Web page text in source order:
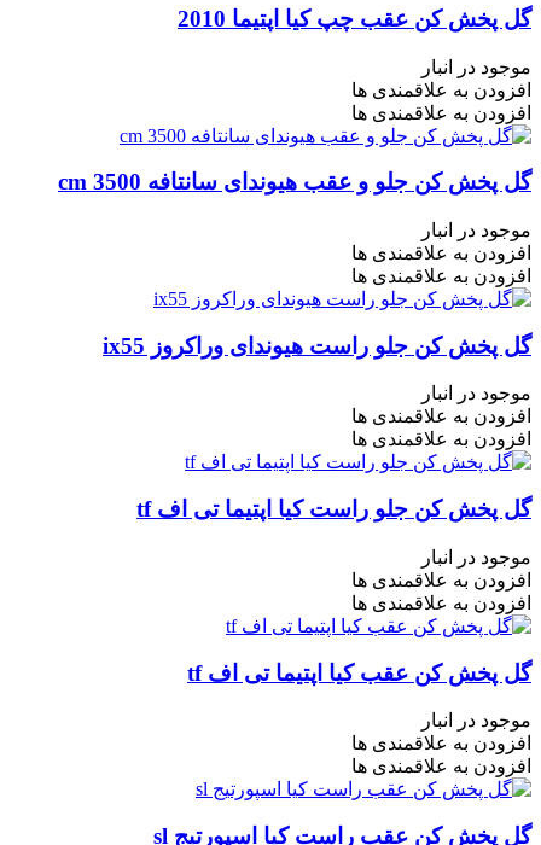
گل پخش کن عقب چپ کیا اپتیما 2010
موجود در انبار
افزودن به علاقمندی ها
افزودن به علاقمندی ها
گل پخش کن جلو و عقب هیوندای سانتافه cm 3500
موجود در انبار
افزودن به علاقمندی ها
افزودن به علاقمندی ها
گل پخش کن جلو راست هیوندای وراکروز ix55
موجود در انبار
افزودن به علاقمندی ها
افزودن به علاقمندی ها
گل پخش کن جلو راست کیا اپتیما تی اف tf
موجود در انبار
افزودن به علاقمندی ها
افزودن به علاقمندی ها
گل پخش کن عقب کیا اپتیما تی اف tf
موجود در انبار
افزودن به علاقمندی ها
افزودن به علاقمندی ها
گل پخش کن عقب راست کیا اسپورتیج sl